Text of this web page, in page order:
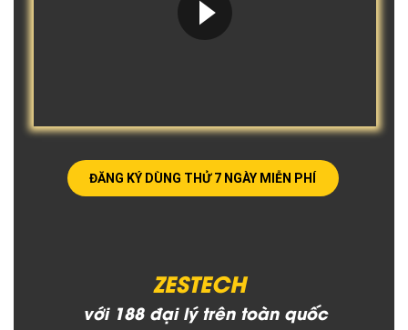
ĐĂNG KÝ DÙNG THỬ 7 NGÀY MIỄN PHÍ
ZESTECH
với 188 đại lý trên toàn quốc